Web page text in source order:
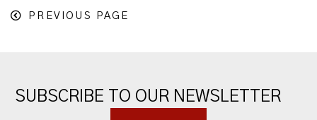
PREVIOUS PAGE
SUBSCRIBE TO OUR NEWSLETTER